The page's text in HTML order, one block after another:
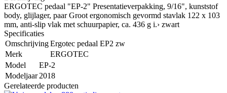
ERGOTEC pedaal "EP-2" Presentatieverpakking, 9/16", kunststof
body, glijlager, paar Groot ergonomisch gevormd stavlak 122 x 103
mm, anti-slip vlak met schuurpapier, ca. 436 g i.› zwart
Specificaties
OmschrijvingErgotec pedaal EP2 zw
Merk
ERGOTEC
Model
EP-2
Modeljaar 2018
Gerelateerde producten